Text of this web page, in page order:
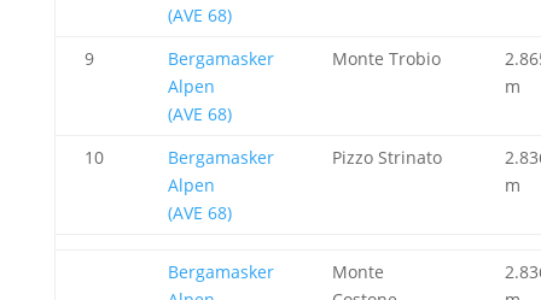
(AVE 68)
9
Bergamasker
Alpen
(AVE 68)
Monte Trobio
m
10
Bergamasker
Alpen
(AVE 68)
Pizzo Strinato
m
Bergamasker
Monte